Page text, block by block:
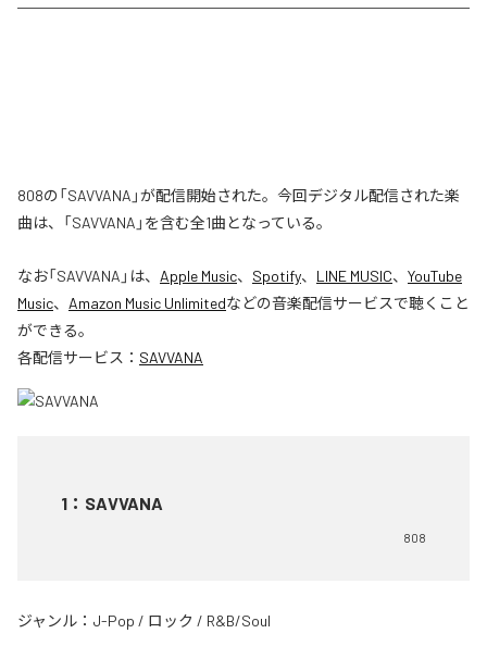
808の「SAVVANA」が配信開始された。今回デジタル配信された楽
曲は、「SAVVANA」を含む全1曲となっている。
なお「SAVVANA 」は、 Apple Music、 Spotify、 LINE MUSIC、 YouTube
Music、 Amazon Music Unlimitedなどの音楽配信サービスで聴くこと
ができる。
各配信サービス： SAVVANA
1 ： SAVVANA
808
ジャンル： J-Pop / ロック / R&B/Soul